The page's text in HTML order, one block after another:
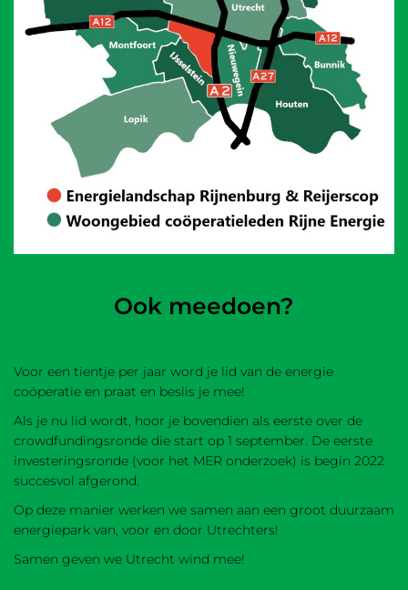
Ook meedoen?
Voor een tientje per jaar word je lid van de energie
coöperatie en praat en beslis je mee!
Als je nu lid wordt, hoor je bovendien als eerste over de
crowdfundingsronde die start op 1 september. De eerste
investeringsronde (voor het MER onderzoek) is begin 2022
succesvol afgerond.
Op deze manier werken we samen aan een groot duurzaam
energiepark van, voor en door Utrechters!
Samen geven we Utrecht wind mee!